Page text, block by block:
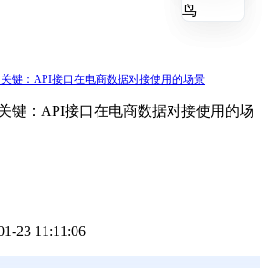
鸟
键：API接口在电商数据对接使用的场景
键：API接口在电商数据对接使用的场
23 11:11:06
鸟